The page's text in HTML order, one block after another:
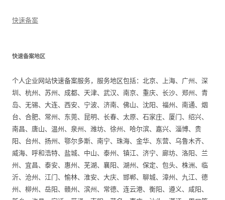
快速备案
快速备案地区
个人企业网站快速备案服务，服务地区包括：北京、上海、广州、深
圳、杭州、苏州、成都、天津、武汉、南京、重庆、长沙、郑州、青
岛、无锡、大连、西安、宁波、济南、佛山、沈阳、福州、南通、烟
台、合肥、常州、东莞、昆明、长春、太原、石家庄、厦门、绍兴、
南昌、唐山、温州、泉州、潍坊、徐州、哈尔滨、嘉兴、淄博、贵
阳、台州、扬州、鄂尔多斯、南宁、珠海、金华、东营、乌鲁木齐、
威海、呼和浩特、盐城、中山、泰州、镇江、济宁、廊坊、洛阳、兰
州、宜昌、泰安、惠州、芜湖、襄阳、湖州、保定、包头、株洲、临
沂、沧州、江门、愉林、淮安、大庆、邯郸、聊城、漳州、九江、德
州、柳州、岳阳、赣州、滨州、常德、连云港、衡阳、遵义、咸阳、